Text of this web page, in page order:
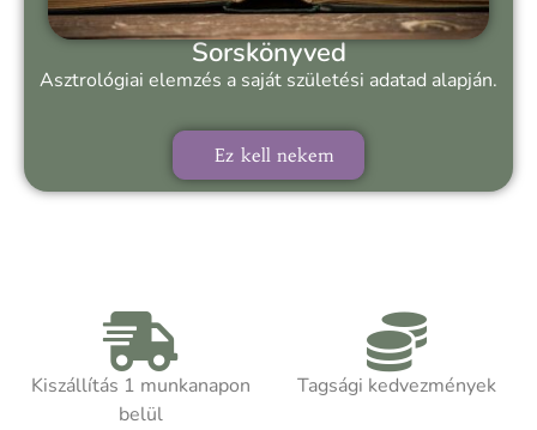
Sorskönyved
Asztrológiai elemzés a saját születési adatad alapján.
Ez kell nekem
Kiszállítás 1 munkanapon
belül
Tagsági kedvezmények